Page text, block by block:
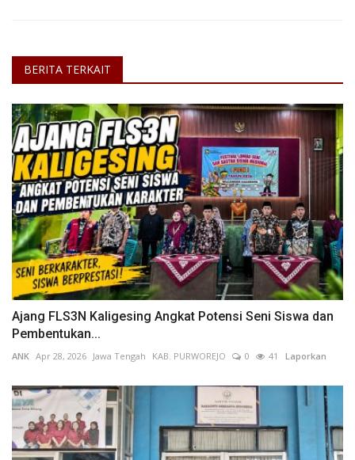
BERITA TERKAIT
Ajang FLS3N Kaligesing Angkat Potensi Seni Siswa dan
Pembentukan...
ANK Apr 28, 2026 Jawa Tengah KAB. PURWOREJO 0 41 Laporkan